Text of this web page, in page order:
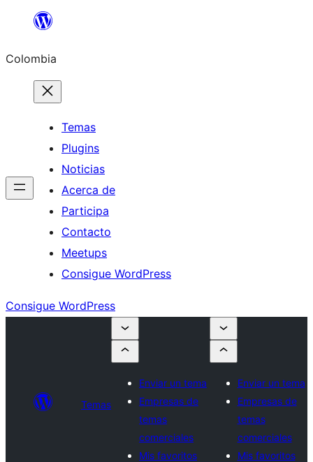
Saltar
contenido
Colombia
Temas
Plugins
Noticias
Acerca de
Participa
Contacto
Meetups
Consigue WordPress
Consigue WordPress
Temas
Enviar un tema
Empresas de
temas
comerciales
Mis favoritos
Enviar un tema
Empresas de
temas
comerciales
Mis favoritos